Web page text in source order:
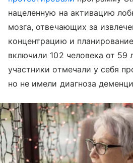
нацеленную на активацию
мозга, отвечающих за
концентрацию и
включили 102 человека от 59
участники отмечали у себя
но не имели диагноза